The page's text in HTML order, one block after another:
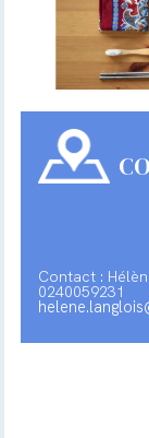
Contact :
0240059231